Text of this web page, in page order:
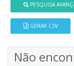
PESQUISA
GERAR CSV
Não